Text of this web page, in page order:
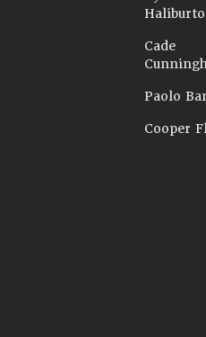
Cade
Paolo
Cooper